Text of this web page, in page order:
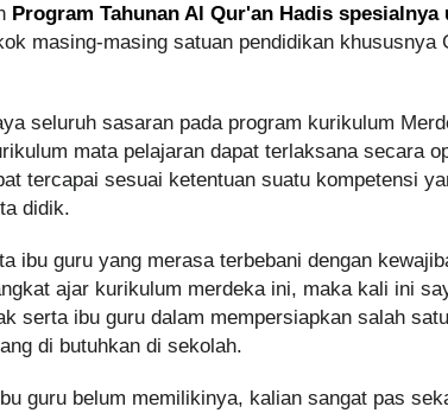
Program Tahunan Al Qur'an Hadis spesialnya
masing-masing satuan pendidikan khususnya
seluruh sasaran pada program kurikulum
mata pelajaran dapat terlaksana secara
tercapai sesuai ketentuan suatu kompetensi
didik.
ibu guru yang merasa terbebani dengan
ajar kurikulum merdeka ini, maka kali ini
serta ibu guru dalam mempersiapkan salah
di butuhkan di sekolah.
guru belum memilikinya, kalian sangat pas